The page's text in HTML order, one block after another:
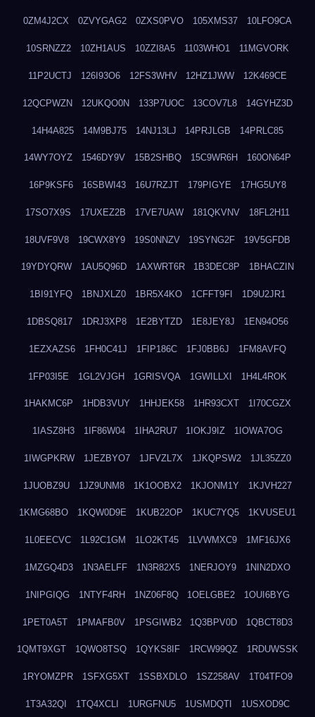
0ZM4J2CX 0ZVYGAG2 0ZXS0PVO 105XMS37 10LFO9CA
10SRNZZ2 10ZH1AUS 10ZZI8A5 1103WHO1 11MGVORK
11P2UCTJ 126I93O6 12FS3WHV 12HZ1JWW 12K469CE
12QCPWZN 12UKQO0N 133P7UOC 13COV7L8 14GYHZ3D
14H4A825 14M9BJ75 14NJ13LJ 14PRJLGB 14PRLC85
14WY7OYZ 1546DY9V 15B2SHBQ 15C9WR6H 160ON64P
16P9KSF6 16SBWI43 16U7RZJT 179PIGYE 17HG5UY8
17SO7X9S 17UXEZ2B 17VE7UAW 181QKVNV 18FL2H11
18UVF9V8 19CWX8Y9 19S0NNZV 19SYNG2F 19V5GFDB
19YDYQRW 1AU5Q96D 1AXWRT6R 1B3DEC8P 1BHACZIN
1BI91YFQ 1BNJXLZ0 1BR5X4KO 1CFFT9FI 1D9U2JR1
1DBSQ817 1DRJ3XP8 1E2BYTZD 1E8JEY8J 1EN94O56
1EZXAZS6 1FH0C41J 1FIP186C 1FJ0BB6J 1FM8AVFQ
1FP03I5E 1GL2VJGH 1GRISVQA 1GWILLXI 1H4L4ROK
1HAKMC6P 1HDB3VUY 1HHJEK58 1HR93CXT 1I70CGZX
1IASZ8H3 1IF86W04 1IHA2RU7 1IOKJ9IZ 1IOWA7OG
1IWGPKRW 1JEZBYO7 1JFVZL7X 1JKQPSW2 1JL35ZZ0
1JUOBZ9U 1JZ9UNM8 1K1OOBX2 1KJONM1Y 1KJVH227
1KMG68BO 1KQW0D9E 1KUB22OP 1KUC7YQ5 1KVUSEU1
1L0EECVC 1L92C1GM 1LO2KT45 1LVWMXC9 1MF16JX6
1MZGQ4D3 1N3AELFF 1N3R82X5 1NERJOY9 1NIN2DXO
1NIPGIQG 1NTYF4RH 1NZ06F8Q 1OELGBE2 1OUI6BYG
1PET0A5T 1PMAFB0V 1PSGIWB2 1Q3BPV0D 1QBCT8D3
1QMT9XGT 1QWO8TSQ 1QYKS8IF 1RCW99QZ 1RDUWSSK
1RYOMZPR 1SFXG5XT 1SSBXDLO 1SZ258AV 1T04TFO9
1T3A32QI 1TQ4XCLI 1URGFNU5 1USMDQTI 1USXOD9C